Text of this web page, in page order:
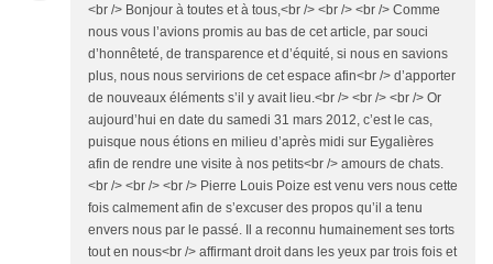
<br /> Bonjour à toutes et à tous,<br /> <br /> <br /> Comme
nous vous l’avions promis au bas de cet article, par souci
d’honnêteté, de transparence et d’équité, si nous en savions
plus, nous nous servirions de cet espace afin<br /> d’apporter
de nouveaux éléments s’il y avait lieu.<br /> <br /> <br /> Or
aujourd’hui en date du samedi 31 mars 2012, c’est le cas,
puisque nous étions en milieu d’après midi sur Eygalières
afin de rendre une visite à nos petits<br /> amours de chats.
<br /> <br /> <br /> Pierre Louis Poize est venu vers nous cette
fois calmement afin de s’excuser des propos qu’il a tenu
envers nous par le passé. Il a reconnu humainement ses torts
tout en nous<br /> affirmant droit dans les yeux par trois fois et